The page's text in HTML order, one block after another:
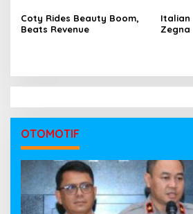
Coty Rides Beauty Boom,
Beats Revenue
Italian
Zegna
OTOMOTIF